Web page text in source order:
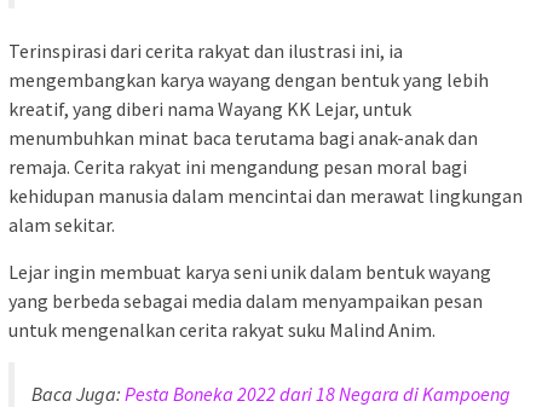
Terinspirasi dari cerita rakyat dan ilustrasi ini, ia
mengembangkan karya wayang dengan bentuk yang lebih
kreatif, yang diberi nama Wayang KK Lejar, untuk
menumbuhkan minat baca terutama bagi anak-anak dan
remaja. Cerita rakyat ini mengandung pesan moral bagi
kehidupan manusia dalam mencintai dan merawat lingkungan
alam sekitar.
Lejar ingin membuat karya seni unik dalam bentuk wayang
yang berbeda sebagai media dalam menyampaikan pesan
untuk mengenalkan cerita rakyat suku Malind Anim.
Baca Juga: Pesta Boneka 2022 dari 18 Negara di Kampoeng